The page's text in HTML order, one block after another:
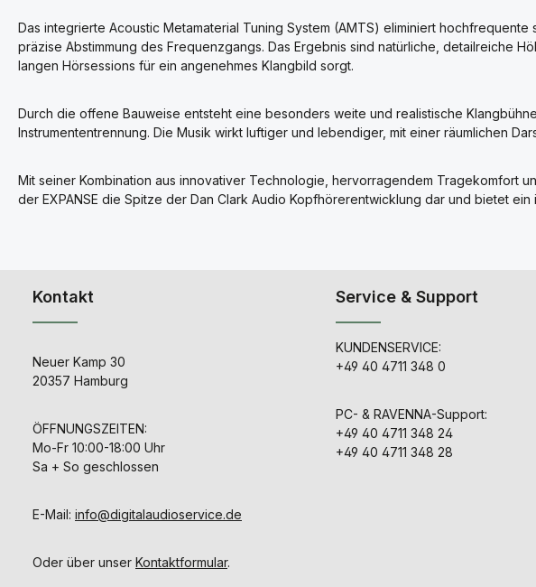
Das integrierte Acoustic Metamaterial Tuning System (AMTS) eliminiert
präzise Abstimmung des Frequenzgangs. Das Ergebnis sind natürliche, detailreiche
langen Hörsessions für ein angenehmes Klangbild sorgt.
Durch die offene Bauweise entsteht eine besonders weite und realistische
Instrumententrennung. Die Musik wirkt luftiger und lebendiger, mit einer räumlichen
Mit seiner Kombination aus innovativer Technologie, hervorragendem Tragekomfort
der EXPANSE die Spitze der Dan Clark Audio Kopfhörerentwicklung dar und bietet
Kontakt
Neuer Kamp 30
20357 Hamburg
ÖFFNUNGSZEITEN:
Mo-Fr 10:00-18:00 Uhr
Sa + So geschlossen
E-Mail: info@digitalaudioservice.de
Oder über unser Kontaktformular.
Service & Support
KUNDENSERVICE:
+49 40 4711 348 0
PC- & RAVENNA-Support:
+49 40 4711 348 24
+49 40 4711 348 28